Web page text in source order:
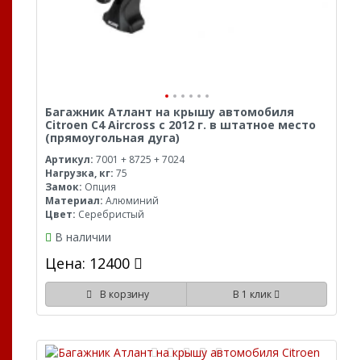
Багажник Атлант на крышу автомобиля
Citroen C4 Aircross с 2012 г. в штатное место
(прямоугольная дуга)
Артикул: 7001 + 8725 + 7024
Нагрузка, кг: 75
Замок: Опция
Материал: Алюминий
Цвет: Серебристый
В наличии
Цена: 12400
В корзину В 1 клик